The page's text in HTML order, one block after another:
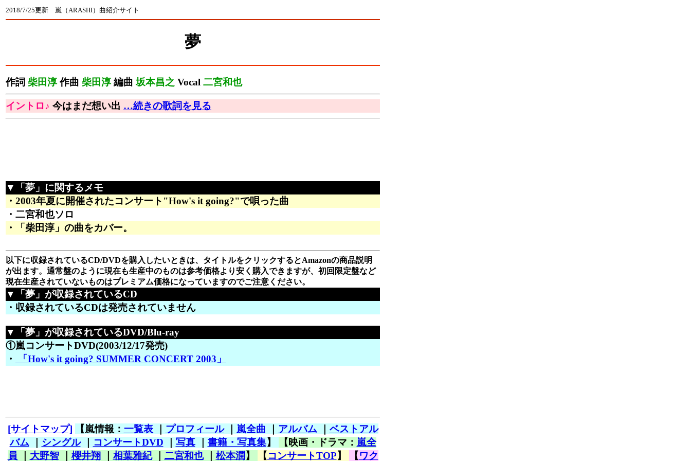
2018/7/25更新 嵐（ARASHI）曲紹介サイト
夢
作詞 柴田淳 作曲 柴田淳 編曲 坂本昌之 Vocal 二宮和也
イントロ♪ 今はまだ想い出 …続きの歌詞を見る
▼「夢」に関するメモ
・2003年夏に開催されたコンサート"How's it going?"で唄った曲
・二宮和也ソロ
・「柴田淳」の曲をカバー。
以下に収録されているCD/DVDを購入したいときは、タイトルをクリックするとAmazonの商品説明
が出ます。通常盤のように現在も生産中のものは参考価格より安く購入できますが、初回限定盤など
現在生産されていないものはプレミアム価格になっていますのでご注意ください。
▼「夢」が収録されているCD
・収録されているCDは発売されていません
▼「夢」が収録されているDVD/Blu-ray
①嵐コンサートDVD(2003/12/17発売)
・
「How's it going? SUMMER CONCERT 2003」
[サイトマップ] 【嵐情報： 一覧表｜ プロフィール｜ 嵐全曲 アルバム｜ ベストアル
バム｜ シングル｜ コンサートDVD 写真｜ 書籍・写真集】 【映画・ドラマ： 嵐全
員
大野智｜ 櫻井翔 相葉雅紀｜ 二宮和也｜ 松本潤 】 【コンサートTOP】 【ワク